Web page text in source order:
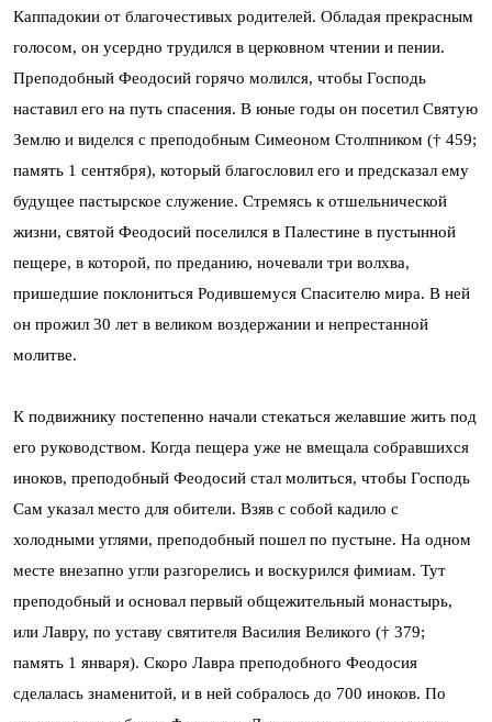
Каппадокии от благочестивых родителей. Обладая прекрасным
голосом, он усердно трудился в церковном чтении и пении.
Преподобный Феодосий горячо молился, чтобы Господь
наставил его на путь спасения. В юные годы он посетил Святую
Землю и виделся с преподобным Симеоном Столпником († 459;
память 1 сентября), который благословил его и предсказал ему
будущее пастырское служение. Стремясь к отшельнической
жизни, святой Феодосий поселился в Палестине в пустынной
пещере, в которой, по преданию, ночевали три волхва,
пришедшие поклониться Родившемуся Спасителю мира. В ней
он прожил 30 лет в великом воздержании и непрестанной
молитве.
К подвижнику постепенно начали стекаться желавшие жить под
его руководством. Когда пещера уже не вмещала собравшихся
иноков, преподобный Феодосий стал молиться, чтобы Господь
Сам указал место для обители. Взяв с собой кадило с
холодными углями, преподобный пошел по пустыне. На одном
месте внезапно угли разгорелись и воскурился фимиам. Тут
преподобный и основал первый общежительный монастырь,
или Лавру, по уставу святителя Василия Великого († 379;
память 1 января). Скоро Лавра преподобного Феодосия
сделалась знаменитой, и в ней собралось до 700 иноков. По